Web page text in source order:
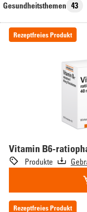
Gesundheitsthemen 43
Rezeptfreies Produkt
Vitamin B6-
Produkte
Rezeptfreies Produkt